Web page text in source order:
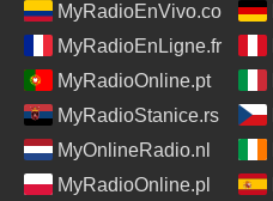
MyRadioEnVivo.co
MyRadioEnLigne.fr
MyRadioOnline.pt
MyRadioStanice.rs
MyOnlineRadio.nl
MyRadioOnline.pl